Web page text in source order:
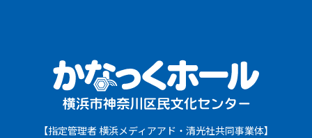
【指定管理者 横浜メディアアド・清光社共同事業体】